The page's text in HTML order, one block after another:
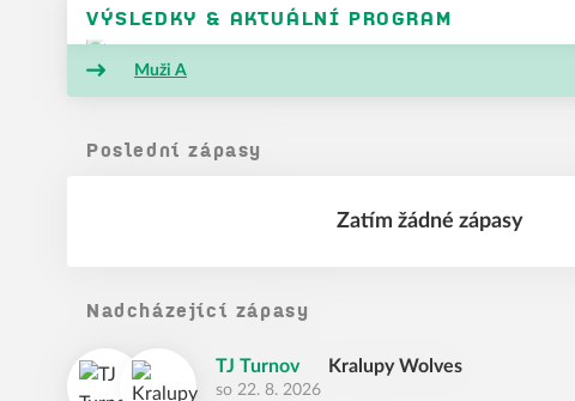
VÝSLEDKY & AKTUÁLNÍ PROGRAM
Muži A
Poslední zápasy
Zatím žádné zápasy
Nadcházející zápasy
TJ Turnov Kralupy Wolves
so 22. 8. 2026